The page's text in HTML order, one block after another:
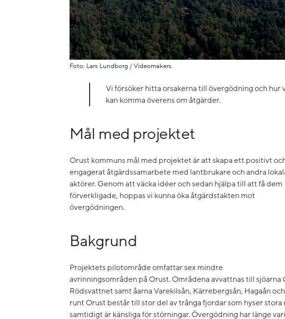
Foto: Lars Lundborg / Videomakers.
Vi försöker hitta orsakerna till övergödning och hur
kan komma överens om åtgärder.
Mål med projektet
Orust kommuns mål med projektet är att skapa ett positivt
engagerat åtgärdssamarbete med lantbrukare och andra
aktörer. Genom att väcka idéer och sedan hjälpa till att få dem
förverkligade, hoppas vi kunna öka åtgärdstakten mot
övergödningen.
Bakgrund
Projektets pilotområde omfattar sex mindre
avrinningsområden på Orust. Områdena avvattnas till
Rödsvattnet samt åarna Varekilsån, Kärrebergsån, Hagaån
runt Orust består till stor del av trånga fjordar som hyser
samtidigt är känsliga för störningar. Övergödning har länge